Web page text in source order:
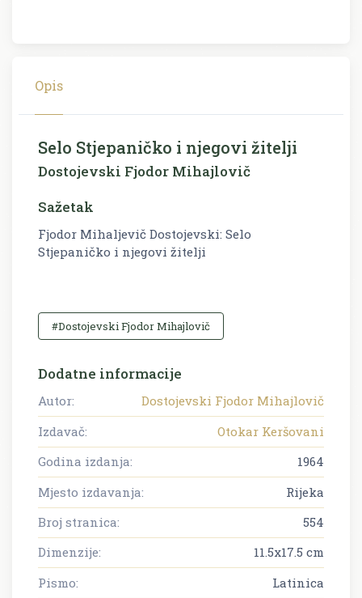
Opis
Selo Stjepaničko i njegovi žitelji
Dostojevski Fjodor Mihajlovič
Sažetak
Fjodor Mihaljevič Dostojevski: Selo
Stjepaničko i njegovi žitelji
#Dostojevski Fjodor Mihajlovič
Dodatne informacije
Autor:
Dostojevski Fjodor Mihajlovič
Izdavač:
Otokar Keršovani
Godina izdanja:
1964
Mjesto izdavanja:
Rijeka
Broj stranica:
554
Dimenzije:
11.5x17.5 cm
Pismo:
Latinica